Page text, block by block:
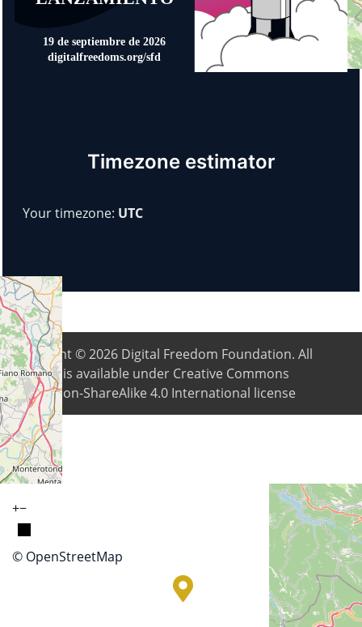
+−
© OpenStreetMap
Timezone estimator
Your timezone: UTC
Copyright © 2026 Digital Freedom Foundation. All
content is available under Creative Commons
Attribution-ShareAlike 4.0 International license